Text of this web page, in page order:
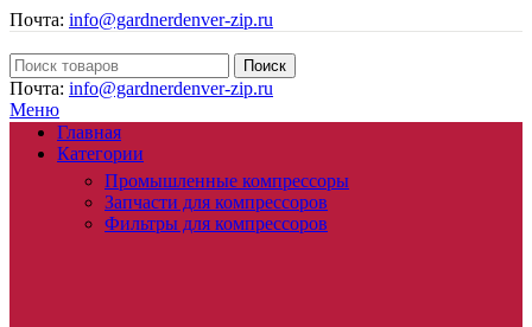
Почта: info@gardnerdenver-zip.ru
Поиск
Почта: info@gardnerdenver-zip.ru
Меню
Главная
Категории
Промышленные компрессоры
Запчасти для компрессоров
Фильтры для компрессоров